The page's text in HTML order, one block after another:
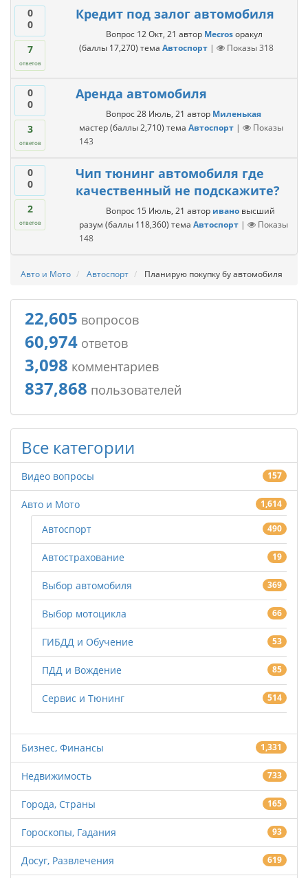
0
0
7
ответов
Кредит под залог автомобиля
Вопрос 12 Окт, 21 автор Mecros оракул
(баллы 17,270) тема Автоспорт | Показы318
0
0
3
ответов
Аренда автомобиля
Вопрос 28 Июль, 21 автор Миленькая
мастер (баллы2,710) тема Автоспорт |
Показы
143
0
0
2
ответов
Чип тюнинг автомобиля где
качественный не подскажите?
Вопрос 15 Июль, 21 автор ивано высший
разум (баллы 118,360) тема Автоспорт |
Показы
148
Авто и Мото Автоспорт Планирую покупку бу автомобиля
22,605 вопросов
60,974 ответов
3,098 комментариев
837,868 пользователей
Все категории
Видео вопросы 157
Авто и Мото 1,614
Автоспорт 490
Автострахование 19
Выбор автомобиля 369
Выбор мотоцикла 66
ГИБДД и Обучение 53
ПДД и Вождение 85
Сервис и Тюнинг 514
Бизнес, Финансы 1,331
Недвижимость 733
Города, Страны 165
Гороскопы, Гадания 93
Досуг, Развлечения 619